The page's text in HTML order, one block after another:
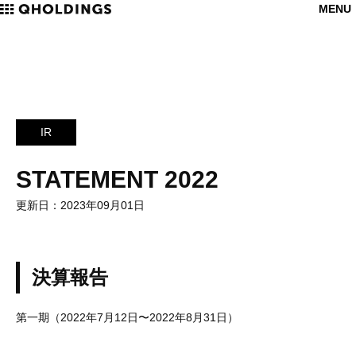
MENU
IR
STATEMENT 2022
更新日：2023年09月01日
決算報告
第一期（2022年7月12日〜2022年8月31日）